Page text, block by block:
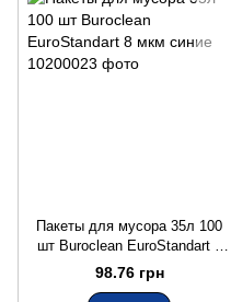
Пакеты для мусора 35л 100
шт Buroclean EuroStandart 8
мкм синие
98.76 грн